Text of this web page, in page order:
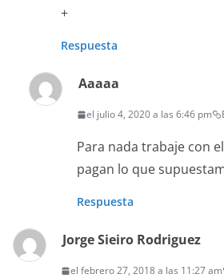
+
Respuesta
Aaaaa
el julio 4, 2020 a las 6:46 pm
Para nada trabaje con
pagan lo que
Respuesta
Jorge Sieiro Rodriguez
el febrero 27, 2018 a las 11:27 am